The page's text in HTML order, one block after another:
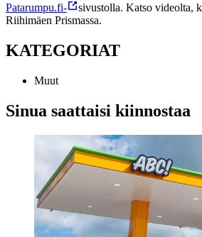
Patarumpu.fi-
sivustolla. Katso videolta,
Riihimäen Prismassa.
KATEGORIAT
Muut
Sinua saattaisi kiinnostaa